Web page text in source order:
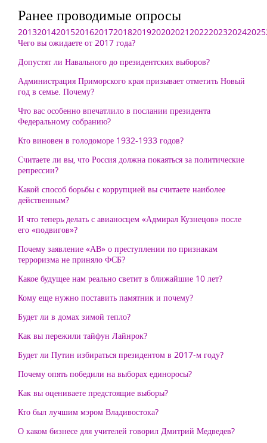
Ранее проводимые опросы
2013201420152016201720182019202020212022202320242025
Чего вы ожидаете от 2017 года?
Допустят ли Навального до президентских выборов?
Администрация Приморского края призывает отметить Новый
год в семье. Почему?
Что вас особенно впечатлило в послании президента
Федеральному собранию?
Кто виновен в голодоморе 1932-1933 годов?
Считаете ли вы, что Россия должна покаяться за политические
репрессии?
Какой способ борьбы с коррупцией вы считаете наиболее
действенным?
И что теперь делать с авианосцем «Адмирал Кузнецов» после
его «подвигов»?
Почему заявление «АВ» о преступлении по признакам
терроризма не приняло ФСБ?
Какое будущее нам реально светит в ближайшие 10 лет?
Кому еще нужно поставить памятник и почему?
Будет ли в домах зимой тепло?
Как вы пережили тайфун Лайнрок?
Будет ли Путин избираться президентом в 2017-м году?
Почему опять победили на выборах единоросы?
Как вы оцениваете предстоящие выборы?
Кто был лучшим мэром Владивостока?
О каком бизнесе для учителей говорил Дмитрий Медведев?